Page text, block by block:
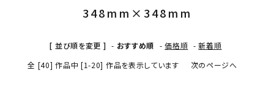
348mm×348mm
[ 並び順を変更 ] - おすすめ順 -価格順 -新着順
全 [40] 作品中 [1-20] 作品を表示しています
次のページへ